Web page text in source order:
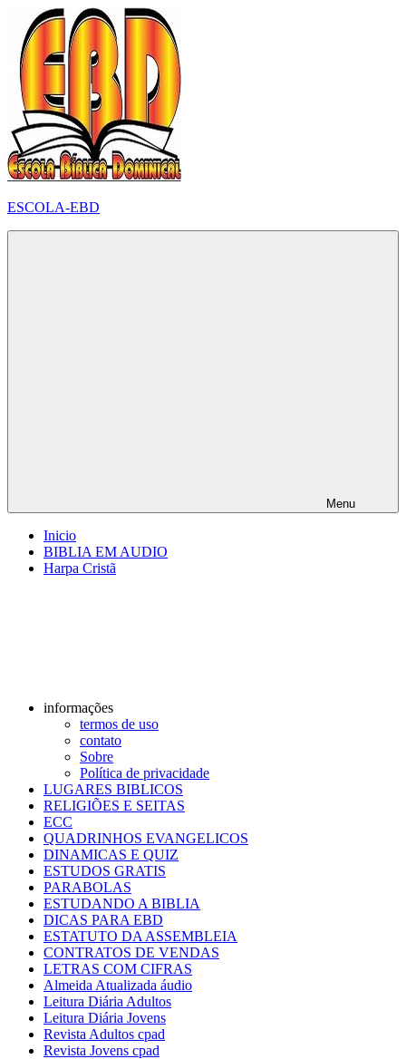
para
conteúdo
ESCOLA-EBD
Menu
Inicio
BIBLIA EM AUDIO
Harpa Cristã
informações
termos de uso
contato
Sobre
Política de privacidade
LUGARES BIBLICOS
RELIGIÕES E SEITAS
ECC
QUADRINHOS EVANGELICOS
DINAMICAS E QUIZ
ESTUDOS GRATIS
PARABOLAS
ESTUDANDO A BIBLIA
DICAS PARA EBD
ESTATUTO DA ASSEMBLEIA
CONTRATOS DE VENDAS
LETRAS COM CIFRAS
Almeida Atualizada áudio
Leitura Diária Adultos
Leitura Diária Jovens
Revista Adultos cpad
Revista Jovens cpad